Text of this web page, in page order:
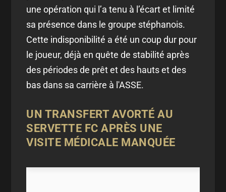
une opération qui l’a tenu à l’écart et limité
sa présence dans le groupe stéphanois.
Cette indisponibilité a été un coup dur pour
le joueur, déjà en quête de stabilité après
des périodes de prêt et des hauts et des
bas dans sa carrière à l'ASSE.
UN TRANSFERT AVORTÉ AU
SERVETTE FC APRÈS UNE
VISITE MÉDICALE MANQUÉE